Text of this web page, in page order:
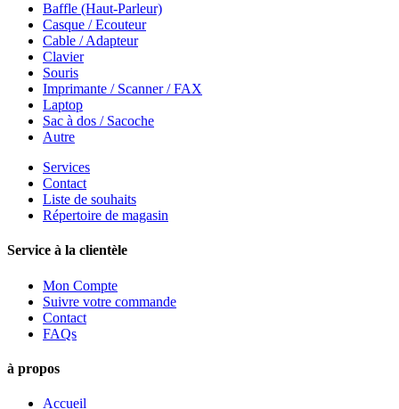
Baffle (Haut-Parleur)
Casque / Ecouteur
Cable / Adapteur
Clavier
Souris
Imprimante / Scanner / FAX
Laptop
Sac à dos / Sacoche
Autre
Services
Contact
Liste de souhaits
Répertoire de magasin
Service à la clientèle
Mon Compte
Suivre votre commande
Contact
FAQs
à propos
Accueil